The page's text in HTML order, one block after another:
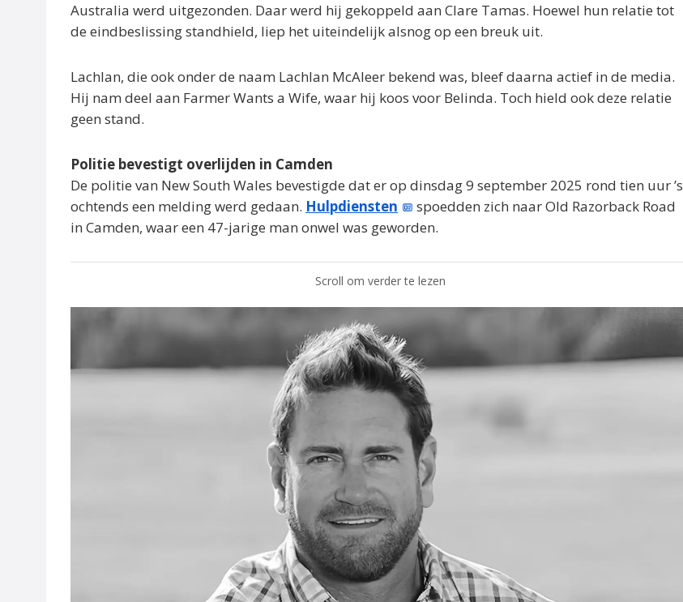
Australia werd uitgezonden. Daar werd hij gekoppeld aan Clare Tamas. Hoewel hun relatie tot
de eindbeslissing standhield, liep het uiteindelijk alsnog op een breuk uit.
Lachlan, die ook onder de naam Lachlan McAleer bekend was, bleef daarna actief in de media.
Hij nam deel aan Farmer Wants a Wife, waar hij koos voor Belinda. Toch hield ook deze relatie
geen stand.
Politie bevestigt overlijden in Camden
De politie van New South Wales bevestigde dat er op dinsdag 9 september 2025 rond tien uur ’s
ochtends een melding werd gedaan. Hulpdiensten
spoedden zich naar Old Razorback Road
in Camden, waar een 47-jarige man onwel was geworden.
Scroll om verder te lezen